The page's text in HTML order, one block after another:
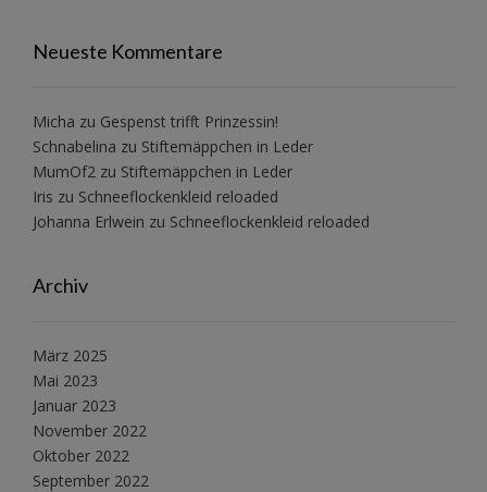
Neueste Kommentare
Micha zu Gespenst trifft Prinzessin!
Schnabelina zu Stiftemäppchen in Leder
MumOf2 zu Stiftemäppchen in Leder
Iris zu Schneeflockenkleid reloaded
Johanna Erlwein zu Schneeflockenkleid reloaded
Archiv
März 2025
Mai 2023
Januar 2023
November 2022
Oktober 2022
September 2022